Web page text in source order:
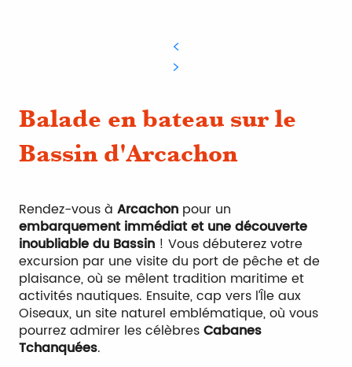
Balade en bateau sur le
Bassin d'Arcachon
Rendez-vous à Arcachon pour un
embarquement immédiat et une découverte
inoubliable du Bassin ! Vous débuterez votre
excursion par une visite du port de pêche et de
plaisance, où se mêlent tradition maritime et
activités nautiques. Ensuite, cap vers l’Île aux
Oiseaux, un site naturel emblématique, où vous
pourrez admirer les célèbresCabanes
Tchanquées.